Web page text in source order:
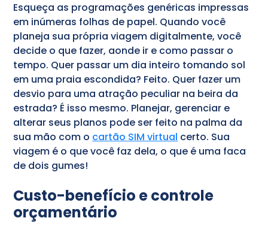
Esqueça as programações genéricas impressas
em inúmeras folhas de papel. Quando você
planeja sua própria viagem digitalmente, você
decide o que fazer, aonde ir e como passar o
tempo. Quer passar um dia inteiro tomando sol
em uma praia escondida? Feito. Quer fazer um
desvio para uma atração peculiar na beira da
estrada? É isso mesmo. Planejar, gerenciar e
alterar seus planos pode ser feito na palma da
sua mão com o cartão SIM virtual certo. Sua
viagem é o que você faz dela, o que é uma faca
de dois gumes!
Custo-benefício e controle
orçamentário